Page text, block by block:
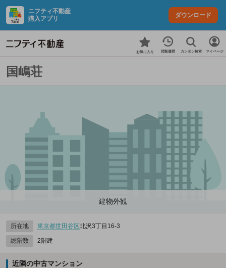
ニフティ不動産
購入アプリ
ダウンロード
お気に入り 閲覧履歴 カンタン検索 マイページ
国嶋荘
建物外観
所在地 東京都世田谷区北沢3丁目16-3
総階数 2階建
近隣の中古マンション